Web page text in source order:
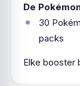
De
30
packs
Elke booster